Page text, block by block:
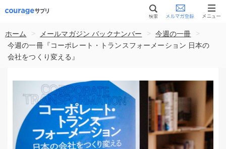
ホーム > メールマガジン バックナンバー > 今週の一冊
>
今週の一冊『コーポレート・トランスフォーメーション 日本の
会社をつくり変える』